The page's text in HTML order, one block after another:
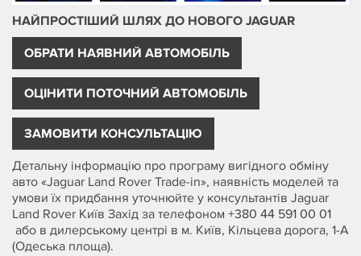
НАЙПРОСТІШИЙ ШЛЯХ ДО НОВОГО JAGUAR
ОБРАТИ НАЯВНИЙ АВТОМОБІЛЬ
ОЦІНИТИ ПОТОЧНИЙ АВТОМОБІЛЬ
ЗАМОВИТИ КОНСУЛЬТАЦІЮ
Детальну інформацію про програму вигідного обміну
авто «Jaguar Land Rover Trade-in», наявність моделей та
умови їх придбання уточнюйте у консультантів Jaguar
Land Rover Київ Захід за телефоном +380 44 591 00 01
або в дилерському центрі в м. Київ, Кільцева дорога, 1-А
(Одеська площа).